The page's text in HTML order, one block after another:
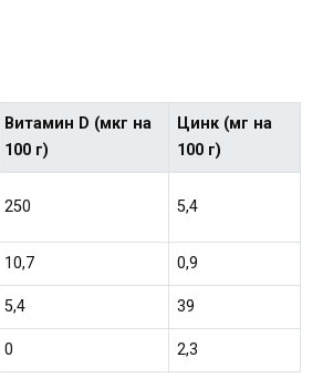
Витамин D (мкг на
100 г)
Цинк (мг на
100 г)
250 5,4
10,7 0,9
5,4 39
0 2,3